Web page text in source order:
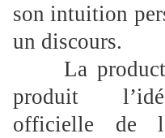
son intuition
un discours.
La
produit
officielle de